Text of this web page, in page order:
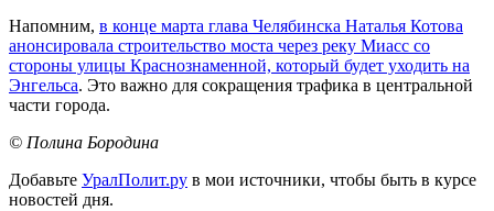
Напомним, в конце марта глава Челябинска Наталья Котова
анонсировала строительство моста через реку Миасс со
стороны улицы Краснознаменной, который будет уходить на
Энгельса. Это важно для сокращения трафика в центральной
части города.
© Полина Бородина
Добавьте УралПолит.ру в мои источники, чтобы быть в курсе
новостей дня.